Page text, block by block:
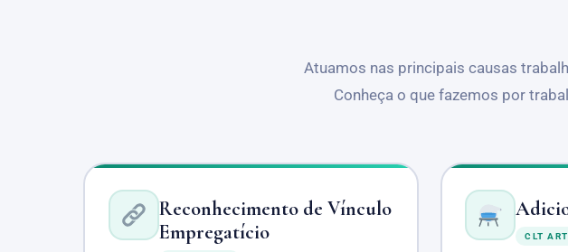
Atuamos nas principais causas
Conheça o que fazemos por
Reconhecimento de Vínculo
Empregatício
CLT